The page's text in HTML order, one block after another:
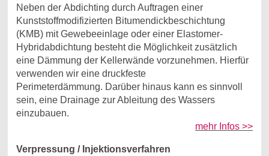
Neben der Abdichting durch Auftragen einer
Kunststoffmodifizierten Bitumendickbeschichtung
(KMB) mit Gewebeeinlage oder einer Elastomer-
Hybridabdichtung besteht die Möglichkeit zusätzlich
eine Dämmung der Kellerwände vorzunehmen. Hierfür
verwenden wir eine druckfeste
Perimeterdämmung. Darüber hinaus kann es sinnvoll
sein, eine Drainage zur Ableitung des Wassers
einzubauen.
mehr Infos >>
Verpressung / Injektionsverfahren